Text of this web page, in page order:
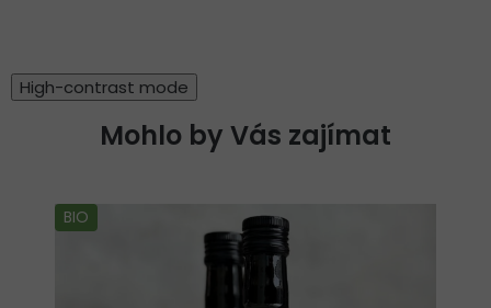
High-contrast mode
Mohlo by Vás zajímat
BIO